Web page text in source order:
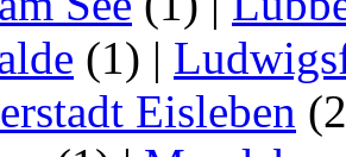
(1) |
Eisleben